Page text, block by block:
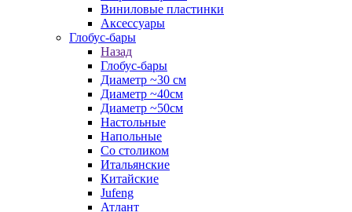
Виниловые пластинки
Аксессуары
Глобус-бары
Назад
Глобус-бары
Диаметр ~30 см
Диаметр ~40см
Диаметр ~50см
Настольные
Напольные
Со столиком
Итальянские
Китайские
Jufeng
Атлант